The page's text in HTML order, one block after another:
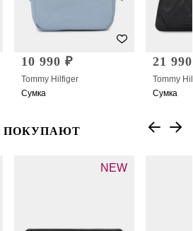
10 990 ₽
Tommy Hilfiger
Сумка
21
Tommy
Сумка
ПОКУПАЮТ
NEW